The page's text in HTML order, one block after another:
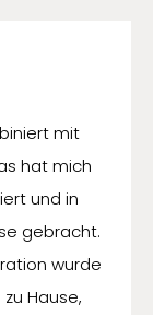
mit
hat mich
und in
gebracht.
wurde
Hause,